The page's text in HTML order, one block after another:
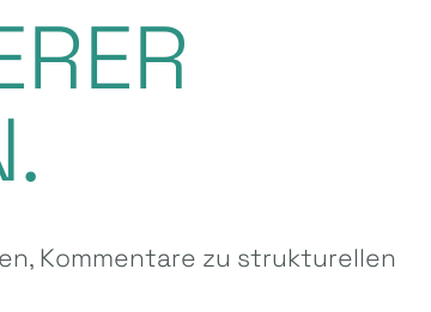
Kommentare zu strukturellen